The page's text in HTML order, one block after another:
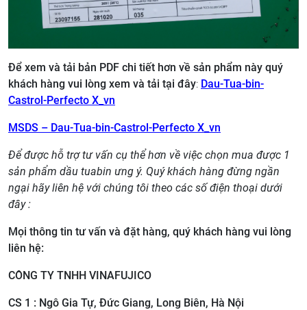
Để xem và tải bản PDF chi tiết hơn về sản phẩm này quý
khách hàng vui lòng xem và tải tại đây: Dau-Tua-bin-
Castrol-Perfecto X_vn
MSDS – Dau-Tua-bin-Castrol-Perfecto X_vn
Để được hỗ trợ tư vấn cụ thể hơn về việc chọn mua được 1
sản phẩm dầu tuabin ưng ý. Quý khách hàng đừng ngần
ngại hãy liên hệ với chúng tôi theo các số điện thoại dưới
đây :
Mọi thông tin tư vấn và đặt hàng, quý khách hàng vui lòng
liên hệ:
CÔNG TY TNHH VINAFUJICO
CS 1 : Ngô Gia Tự, Đức Giang, Long Biên, Hà Nội